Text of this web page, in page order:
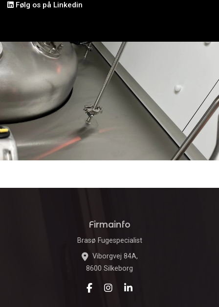
Følg os på Linkedin
Firmainfo
Brasø Fugespecialist
Viborgvej 84A,
8600 Silkeborg